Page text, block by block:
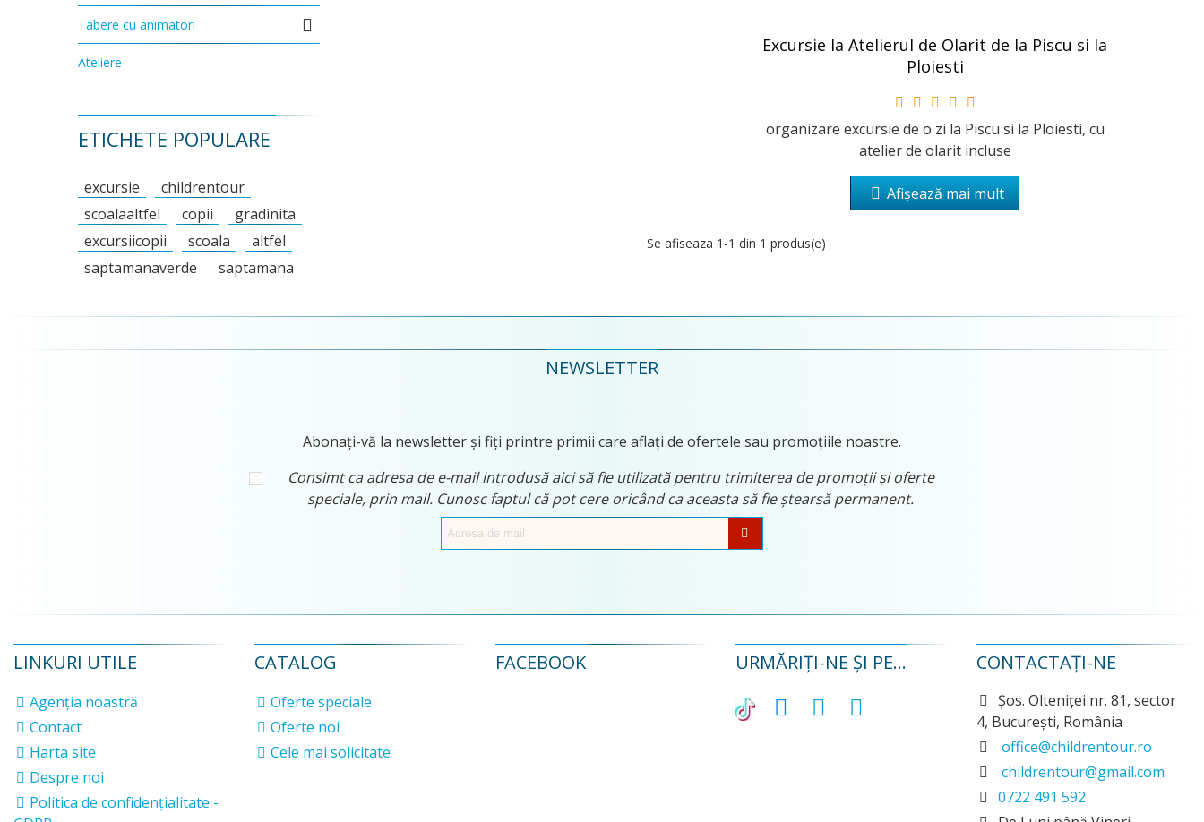
Tabere cu animatori
Ateliere
ETICHETE POPULARE
excursie
childrentour
scoalaaltfel
copii
gradinita
excursiicopii
scoala
altfel
saptamanaverde
saptamana
Excursie la Atelierul de Olarit de la Piscu si la
Ploiesti
organizare excursie de o zi la Piscu si la Ploiesti, cu
atelier de olarit incluse
Afișează mai mult
Se afiseaza 1 -1 din 1 produs(e)
NEWSLETTER
Abonați-vă la newsletter și fiți printre primii care aflați de ofertele sau promoțiile noastre.
Consimt ca adresa de e-mail introdusă aici să fie utilizată pentru trimiterea de promoții și oferte
speciale, prin mail. Cunosc faptul că pot cere oricând ca aceasta să fie ștearsă permanent.
LINKURI UTILE
Agenția noastră
Contact
Harta site
Despre noi
Politica de confidențialitate -
CATALOG
Oferte speciale
Oferte noi
Cele mai solicitate
FACEBOOK URMĂRIȚI-NE ȘI PE... CONTACTAȚI-NE
Șos. Olteniței nr. 81, sector
4, București, România
office@childrentour.ro
childrentour@gmail.com
0722 491 592